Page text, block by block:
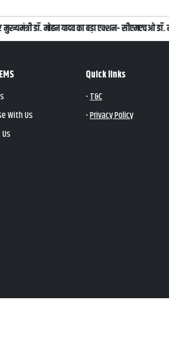
मुख्यमंत्री डॉ. मोहन यादव का बड़ा एक्शन- सीएमएचओ
With Us
Quick links
•T&C
•Privacy Policy